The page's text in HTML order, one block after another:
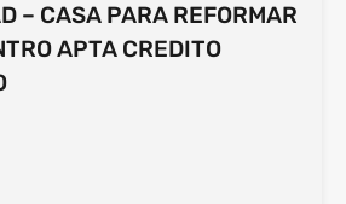
– CASA PARA REFORMAR
APTA CREDITO